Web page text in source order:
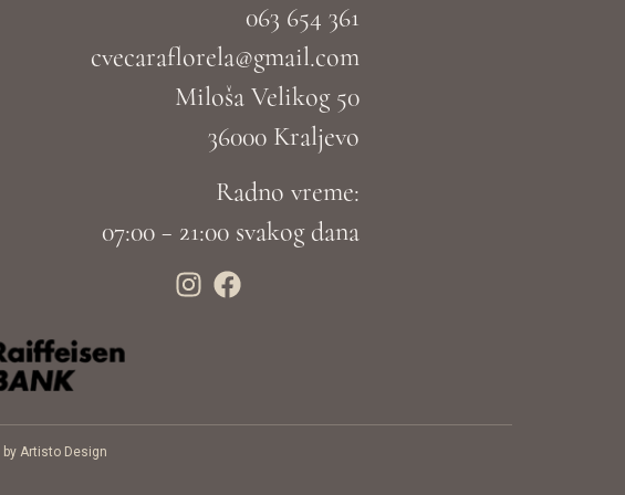
063 654 361
cvecaraflorela@gmail.com
Miloša Velikog 50
36000 Kraljevo
Radno vreme:
07:00 – 21:00 svakog dana
by Artisto Design